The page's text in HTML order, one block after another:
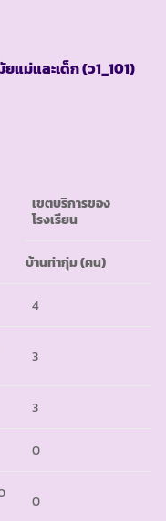
ยแม่และเด็ก(ว1_101)
เขตบริการของ
โรงเรียน
บ้านท่ากุ่ม(คน)
4
3
3
0
0